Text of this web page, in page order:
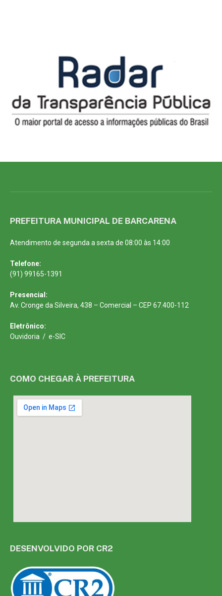
PREFEITURA MUNICIPAL DE BARCARENA
Atendimento de segunda a sexta de 08:00 às 14:00
Telefone:
(91) 99165-1391
Presencial:
Av. Cronge da Silveira, 438 – Comercial – CEP 67.400-112
Eletrônico:
Ouvidoria / e-SIC
COMO CHEGAR À PREFEITURA
DESENVOLVIDO POR CR2